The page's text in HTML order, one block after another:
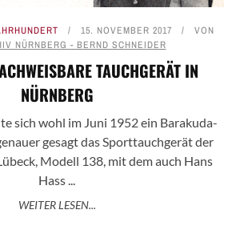
15. NOVEMBER 2017
VON
NÜRNBERG - BERND SCHNEIDER
TAUCHGERÄT IN
NÜRNBERG
sich wohl im Juni 1952 ein Barakuda-
gesagt das Sporttauchgerät der
Modell 138, mit dem auch Hans
Hass ...
WEITER LESEN...